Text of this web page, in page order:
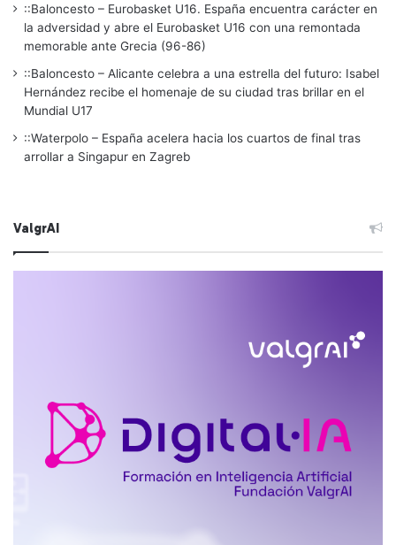
::Baloncesto – Eurobasket U16. España encuentra carácter en
la adversidad y abre el Eurobasket U16 con una remontada
memorable ante Grecia (96-86)
::Baloncesto – Alicante celebra a una estrella del futuro: Isabel
Hernández recibe el homenaje de su ciudad tras brillar en el
Mundial U17
::Waterpolo – España acelera hacia los cuartos de final tras
arrollar a Singapur en Zagreb
ValgrAI